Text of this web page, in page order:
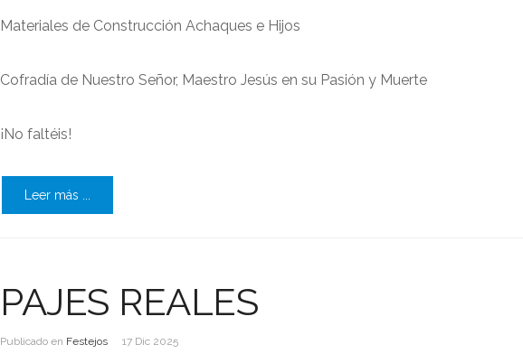
Materiales de Construcción Achaques e Hijos
Cofradía de Nuestro Señor, Maestro Jesús en su Pasión y Muerte
¡No faltéis!
Leer más ...
PAJES REALES
Publicado en Festejos 17 Dic 2025